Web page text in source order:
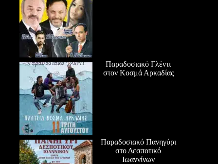
Παραδοσιακό Γλέντι
στον Κοσμά Αρκαδίας
Παραδοσιακό Πανηγύρι
στο Δεσποτικό
Ιωαννίνων